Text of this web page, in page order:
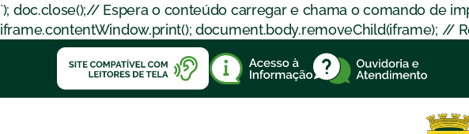
`); doc.close();// Espera o conteúdo carregar e chama o comando de
iframe.contentWindow.print(); document.body.removeChild(iframe); //